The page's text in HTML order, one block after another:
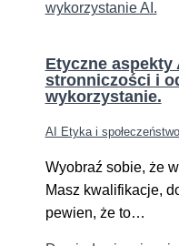
Etyczne aspekty
stronniczości i
wykorzystanie.
AI Etyka i społeczeństwo
Wyobraź sobie, że
Masz kwalifikacje,
pewien, że to…